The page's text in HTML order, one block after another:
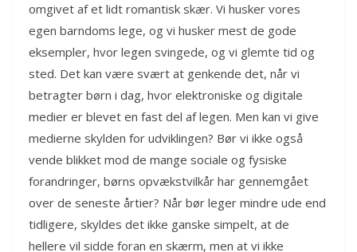
omgivet af et lidt romantisk skær. Vi husker vores
egen barndoms lege, og vi husker mest de gode
eksempler, hvor legen svingede, og vi glemte tid og
sted. Det kan være svært at genkende det, når vi
betragter børn i dag, hvor elektroniske og digitale
medier er blevet en fast del af legen. Men kan vi give
medierne skylden for udviklingen? Bør vi ikke også
vende blikket mod de mange sociale og fysiske
forandringer, børns opvækstvilkår har gennemgået
over de seneste årtier? Når bør leger mindre ude end
tidligere, skyldes det ikke ganske simpelt, at de
hellere vil sidde foran en skærm, men at vi ikke